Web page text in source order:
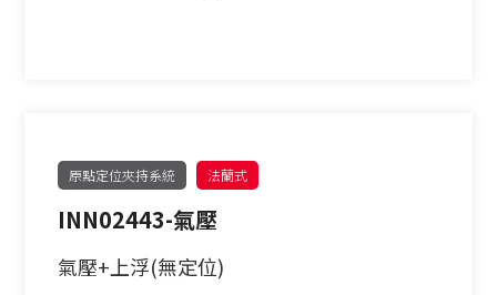
原點定位夾持系統 法蘭式
INN02443-氣壓
氣壓+上浮(無定位)